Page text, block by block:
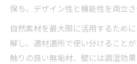
建築リフォームがもたら
心感
埼玉県に調和した建築リ
び
保ち、デザイン性と機能性を両立さ
自然素材を最大限に活用するため
解し、適材適所で使い分けること
触りの良い無垢材、壁には調湿効